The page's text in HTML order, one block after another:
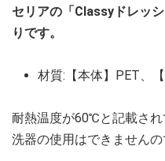
セリアの「Classyドレッ
りです。
材質:【本体】PET、
耐熱温度が60℃と記載さ
洗器の使用はできませんの